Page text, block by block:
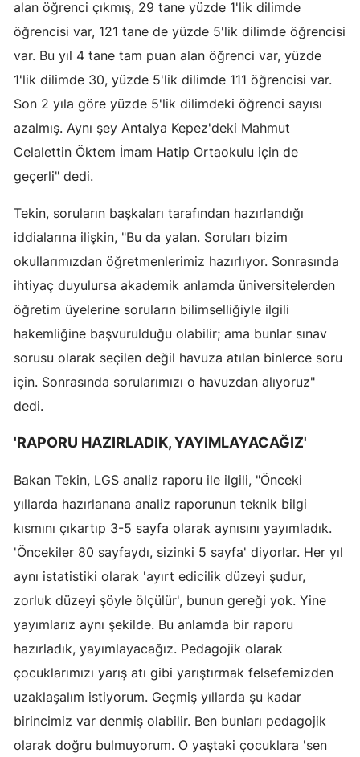
alan öğrenci çıkmış, 29 tane yüzde 1'lik dilimde
öğrencisi var, 121 tane de yüzde 5'lik dilimde öğrencisi
var. Bu yıl 4 tane tam puan alan öğrenci var, yüzde
1'lik dilimde 30, yüzde 5'lik dilimde 111 öğrencisi var.
Son 2 yıla göre yüzde 5'lik dilimdeki öğrenci sayısı
azalmış. Aynı şey Antalya Kepez'deki Mahmut
Celalettin Öktem İmam Hatip Ortaokulu için de
geçerli" dedi.
Tekin, soruların başkaları tarafından hazırlandığı
iddialarına ilişkin, "Bu da yalan. Soruları bizim
okullarımızdan öğretmenlerimiz hazırlıyor. Sonrasında
ihtiyaç duyulursa akademik anlamda üniversitelerden
öğretim üyelerine soruların bilimselliğiyle ilgili
hakemliğine başvurulduğu olabilir; ama bunlar sınav
sorusu olarak seçilen değil havuza atılan binlerce soru
için. Sonrasında sorularımızı o havuzdan alıyoruz"
dedi.
'RAPORU HAZIRLADIK, YAYIMLAYACAĞIZ'
Bakan Tekin, LGS analiz raporu ile ilgili, "Önceki
yıllarda hazırlanana analiz raporunun teknik bilgi
kısmını çıkartıp 3-5 sayfa olarak aynısını yayımladık.
'Öncekiler 80 sayfaydı, sizinki 5 sayfa' diyorlar. Her yıl
aynı istatistiki olarak 'ayırt edicilik düzeyi şudur,
zorluk düzeyi şöyle ölçülür', bunun gereği yok. Yine
yayımlarız aynı şekilde. Bu anlamda bir raporu
hazırladık, yayımlayacağız. Pedagojik olarak
çocuklarımızı yarış atı gibi yarıştırmak felsefemizden
uzaklaşalım istiyorum. Geçmiş yıllarda şu kadar
birincimiz var denmiş olabilir. Ben bunları pedagojik
olarak doğru bulmuyorum. O yaştaki çocuklara 'sen